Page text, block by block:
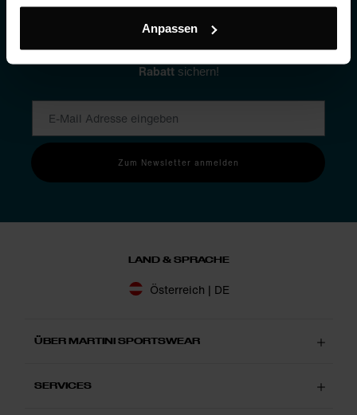
Anpassen
wieder inspirierende Geschichten, besondere Angebote
und Einladungen zu Events. Jetztanmeldenund10%
Rabatt sichern!
Zum Newsletter anmelden
LAND & SPRACHE
Österreich | DE
ÜBER MARTINI SPORTSWEAR
SERVICES